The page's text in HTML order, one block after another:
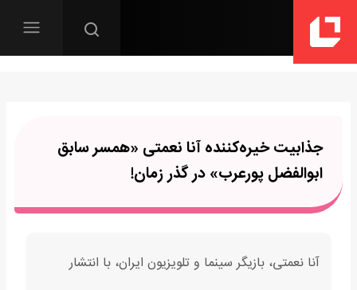
جذابیت خیره‌کننده آنا نعمتی «همسر سابق
ابوالفضل پورعرب» در گذر زمان!
آنا نعمتی، بازیگر سینما و تلویزیون ایران، با انتشار